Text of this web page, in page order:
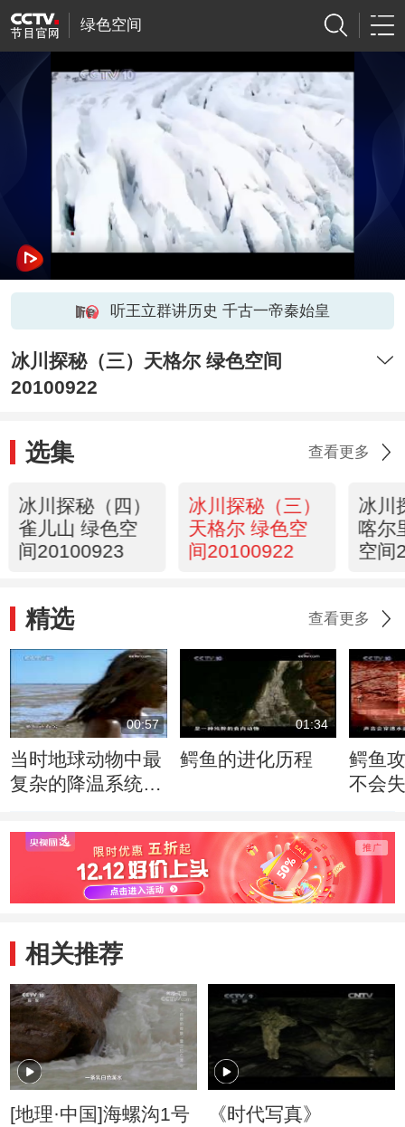
绿色空间
听王立群讲历史 千古一帝秦始皇
冰川探秘（三）天格尔 绿色空间
20100922
选集 查看更多
冰川探秘（四）
雀儿山 绿色空
间20100923
冰川探秘（三）
天格尔 绿色空
间20100922
冰川
喀尔
空间
精选 查看更多
00:57
当时地球动物中最
复杂的降温系统出
01:34
鳄鱼的进化历程
鳄鱼
不会
相关推荐
[地理·中国]海螺沟1号
《时代写真》